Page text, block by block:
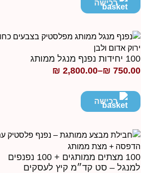
רכישה
100 יחידות נפנף מנגל ממותג
₪ 750.00
–
₪ 2,800.00
טווח
מחירים:
עד
רכישה
100 מצתים ממותגים + 100 נפנפים
למנגל – סט קד״מ קיץ לעסקים